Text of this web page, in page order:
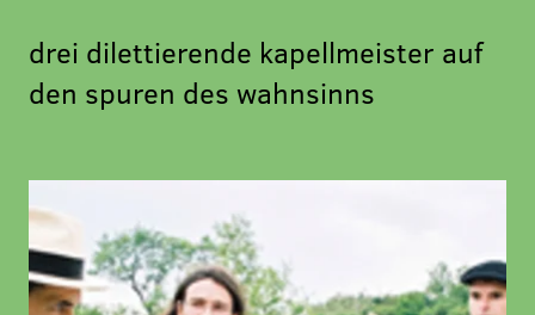
drei dilettierende kapellmeister auf
den spuren des wahnsinns